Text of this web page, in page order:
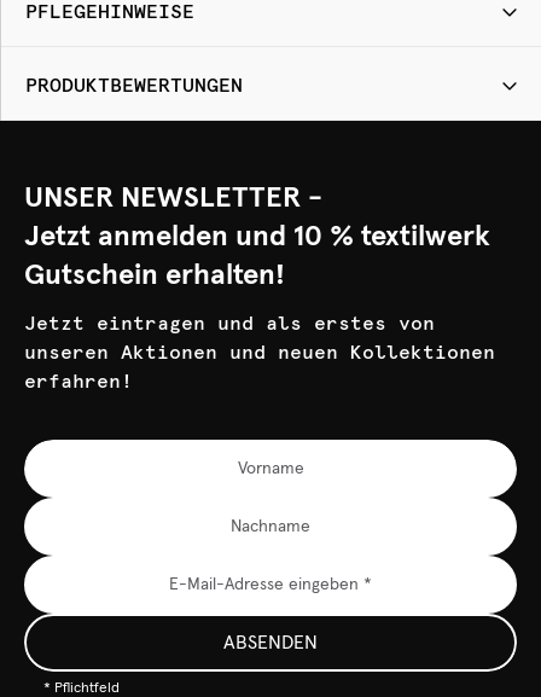
PFLEGEHINWEISE
PRODUKTBEWERTUNGEN
UNSER NEWSLETTER -
Jetzt anmelden und 10 % textilwerk
Gutschein erhalten!
Jetzt eintragen und als erstes von
unseren Aktionen und neuen Kollektionen
erfahren!
ABSENDEN
* Pflichtfeld